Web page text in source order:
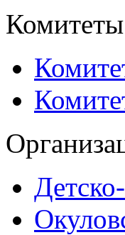
Комитеты